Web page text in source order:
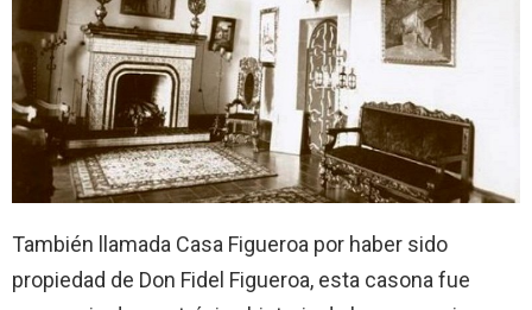
También llamada Casa Figueroa por haber sido
propiedad de Don Fidel Figueroa, esta casona fue